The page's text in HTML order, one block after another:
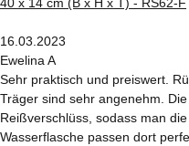
16.03.2023
Ewelina A
Sehr praktisch und preiswert.
Träger sind sehr angenehm.
Reißverschlüss, sodass man
Wasserflasche passen dort